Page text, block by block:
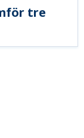
tre